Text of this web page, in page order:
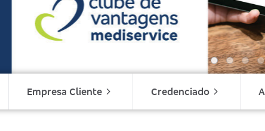
Empresa Cliente Credenciado